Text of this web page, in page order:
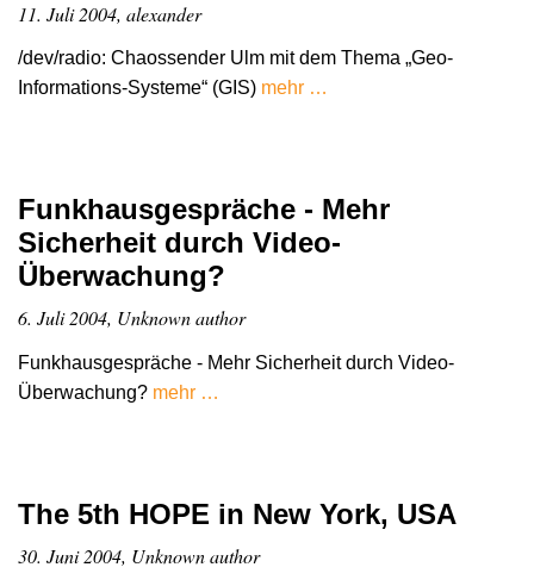
11. Juli 2004, alexander
/dev/radio: Chaossender Ulm mit dem Thema „Geo-
Informations-Systeme“ (GIS) mehr …
Funkhausgespräche - Mehr
Sicherheit durch Video-
Überwachung?
6. Juli 2004, Unknown author
Funkhausgespräche - Mehr Sicherheit durch Video-
Überwachung? mehr …
The 5th HOPE in New York, USA
30. Juni 2004, Unknown author